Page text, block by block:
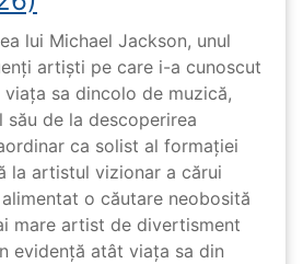
lui Michael Jackson, unul
artiști pe care i-a cunoscut
sa dincolo de muzică,
său de la descoperirea
ca solist al formației
la artistul vizionar a cărui
o căutare neobosită
mare artist de divertisment
evidență atât viața sa din